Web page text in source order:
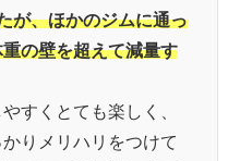
が、ほかのジムに通っ
の壁を超えて減量す
すくとても楽しく、
りメリハリをつけて